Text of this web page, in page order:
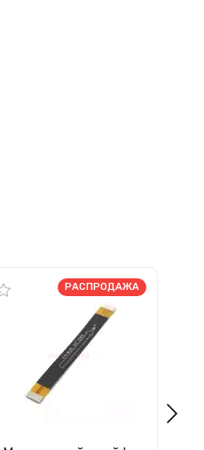
РАСПРОДАЖА